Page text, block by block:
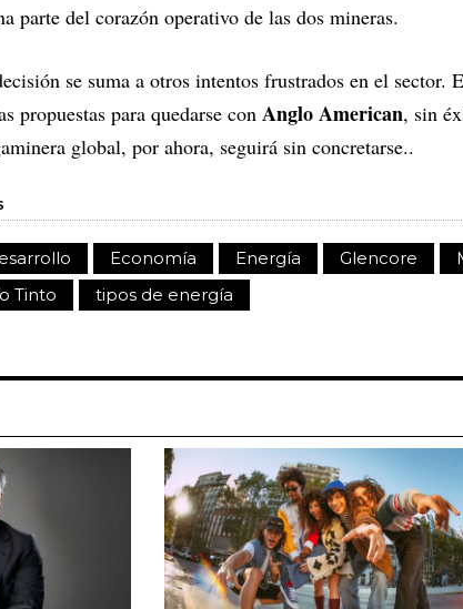
parte del corazón operativo de las dos mineras.
se suma a otros intentos frustrados en el sector.
propuestas para quedarse con Anglo American, sin
global, por ahora, seguirá sin concretarse..
Economía Energía Glencore
Tinto
tipos de energía